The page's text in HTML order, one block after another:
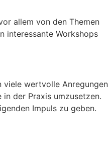
allem von den Themen
interessante Workshops
viele wertvolle Anregungen
der Praxis umzusetzen.
Impuls zu geben.